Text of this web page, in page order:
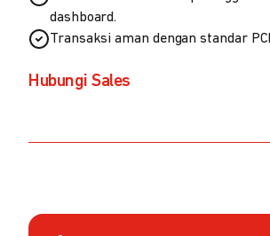
dashboard.
Transaksi aman dengan standar PCI
Hubungi Sales